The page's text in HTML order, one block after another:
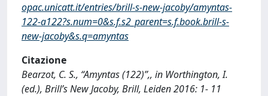
opac.unicatt.it/entries/brill-s-new-jacoby/amyntas-
122-a122?s.num=0&s.f.s2_parent=s.f.book.brill-s-
new-jacoby&s.q=amyntas
Citazione
Bearzot, C. S., “Amyntas (122)”,, in Worthington, I.
(ed.), Brill’s New Jacoby, Brill, Leiden 2016: 1- 11